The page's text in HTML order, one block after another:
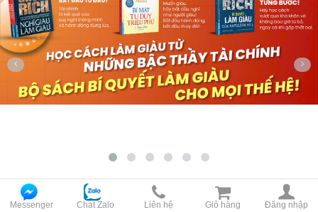
Messenger Chat Zalo Liên hệ Giỏ hàng Đăng nhập